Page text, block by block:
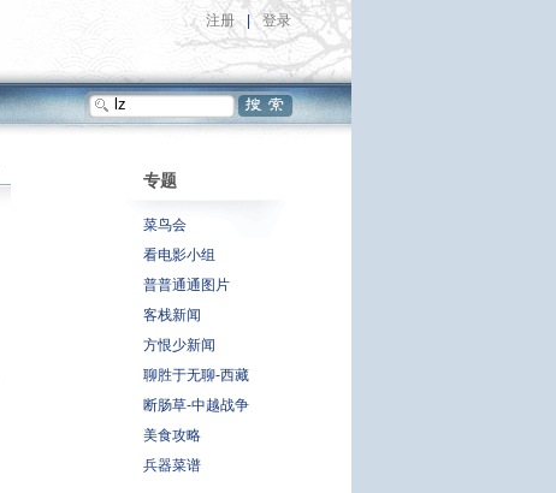
注册 登录
专题
菜鸟会
看电影小组
普普通通图片
客栈新闻
方恨少新闻
聊胜于无聊-西藏
断肠草-中越战争
美食攻略
兵器菜谱